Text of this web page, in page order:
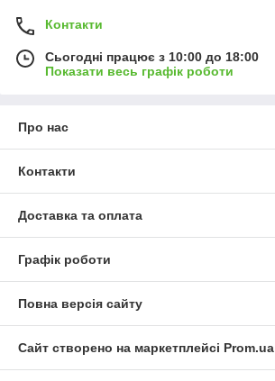
Контакти
Сьогодні працює з 10:00 до 18:00
Показати весь графік роботи
Про нас
Контакти
Доставка та оплата
Графік роботи
Повна версія сайту
Сайт створено на маркетплейсі Prom.ua